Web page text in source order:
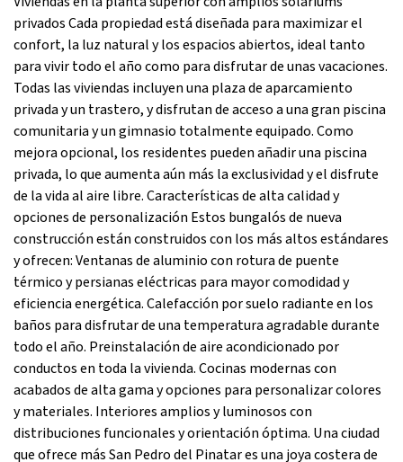
privados Cada propiedad está diseñada para maximizar el
confort, la luz natural y los espacios abiertos, ideal tanto
para vivir todo el año como para disfrutar de unas vacaciones.
Todas las viviendas incluyen una plaza de aparcamiento
privada y un trastero, y disfrutan de acceso a una gran piscina
comunitaria y un gimnasio totalmente equipado. Como
mejora opcional, los residentes pueden añadir una piscina
privada, lo que aumenta aún más la exclusividad y el disfrute
de la vida al aire libre. Características de alta calidad y
opciones de personalización Estos bungalós de nueva
construcción están construidos con los más altos estándares
y ofrecen: Ventanas de aluminio con rotura de puente
térmico y persianas eléctricas para mayor comodidad y
eficiencia energética. Calefacción por suelo radiante en los
baños para disfrutar de una temperatura agradable durante
todo el año. Preinstalación de aire acondicionado por
conductos en toda la vivienda. Cocinas modernas con
acabados de alta gama y opciones para personalizar colores
y materiales. Interiores amplios y luminosos con
distribuciones funcionales y orientación óptima. Una ciudad
que ofrece más San Pedro del Pinatar es una joya costera de